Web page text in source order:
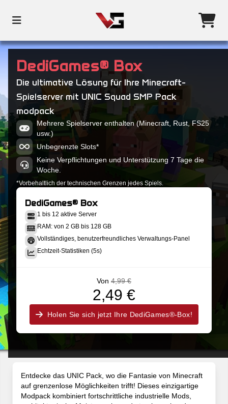
DediGames® Box
Die ultimative Lösung für Ihre Minecraft-
Spielserver mit UNIC Squad SMP Pack
modpack
Mehrere Spielserver enthalten (Minecraft, Rust, FS25
usw.)
Unbegrenzte Slots*
Keine Verpflichtungen und Unterstützung 7 Tage die
Woche.
*Vorbehaltlich der technischen Grenzen jedes Spiels.
DediGames® Box
1 bis 12 aktive Server
RAM: von 2 GB bis 128 GB
Vollständiges, benutzerfreundliches Verwaltungs-Panel
Echtzeit-Statistiken (5s)
Von 4,99 €
2,49 €
Holen Sie sich jetzt Ihre DediGames®-Box!
Entdecke das UNIC Pack, wo die Fantasie von Minecraft
auf grenzenlose Möglichkeiten trifft! Dieses einzigartige
Modpack kombiniert fortschrittliche industrielle Mods,